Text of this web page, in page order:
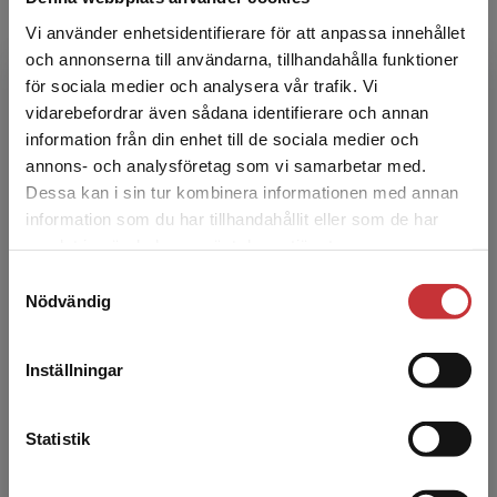
Vi använder enhetsidentifierare för att anpassa innehållet
och annonserna till användarna, tillhandahålla funktioner
för sociala medier och analysera vår trafik. Vi
vidarebefordrar även sådana identifierare och annan
information från din enhet till de sociala medier och
annons- och analysföretag som vi samarbetar med.
Dessa kan i sin tur kombinera informationen med annan
information som du har tillhandahållit eller som de har
Nödvändig
Inställningar
Statistik
Begränsad fraktregion
Det verkar som att du besöker
studentlitteratur.se via en enhet utanför Sverige.
Vi erbjuder inte leveranser utanför Sverige. För
att kunna slutföra ett köp måste
Lars Sandman
Lars Sandman är professor i hälso- och
sjukvårdsetik och föreståndare för
Prioriteringscentrum, Linköpings universitet.
Han är även etisk rådgivare...